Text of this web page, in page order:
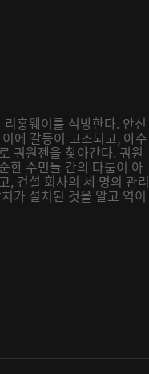
훙웨이를 석방한다. 안신
에 갈등이 고조되고, 아수
궈원젠을 찾아간다. 궈원
한 주민들 간의 다툼이 아
, 건설 회사의 세 명의 관리
가 설치된 것을 알고 역이